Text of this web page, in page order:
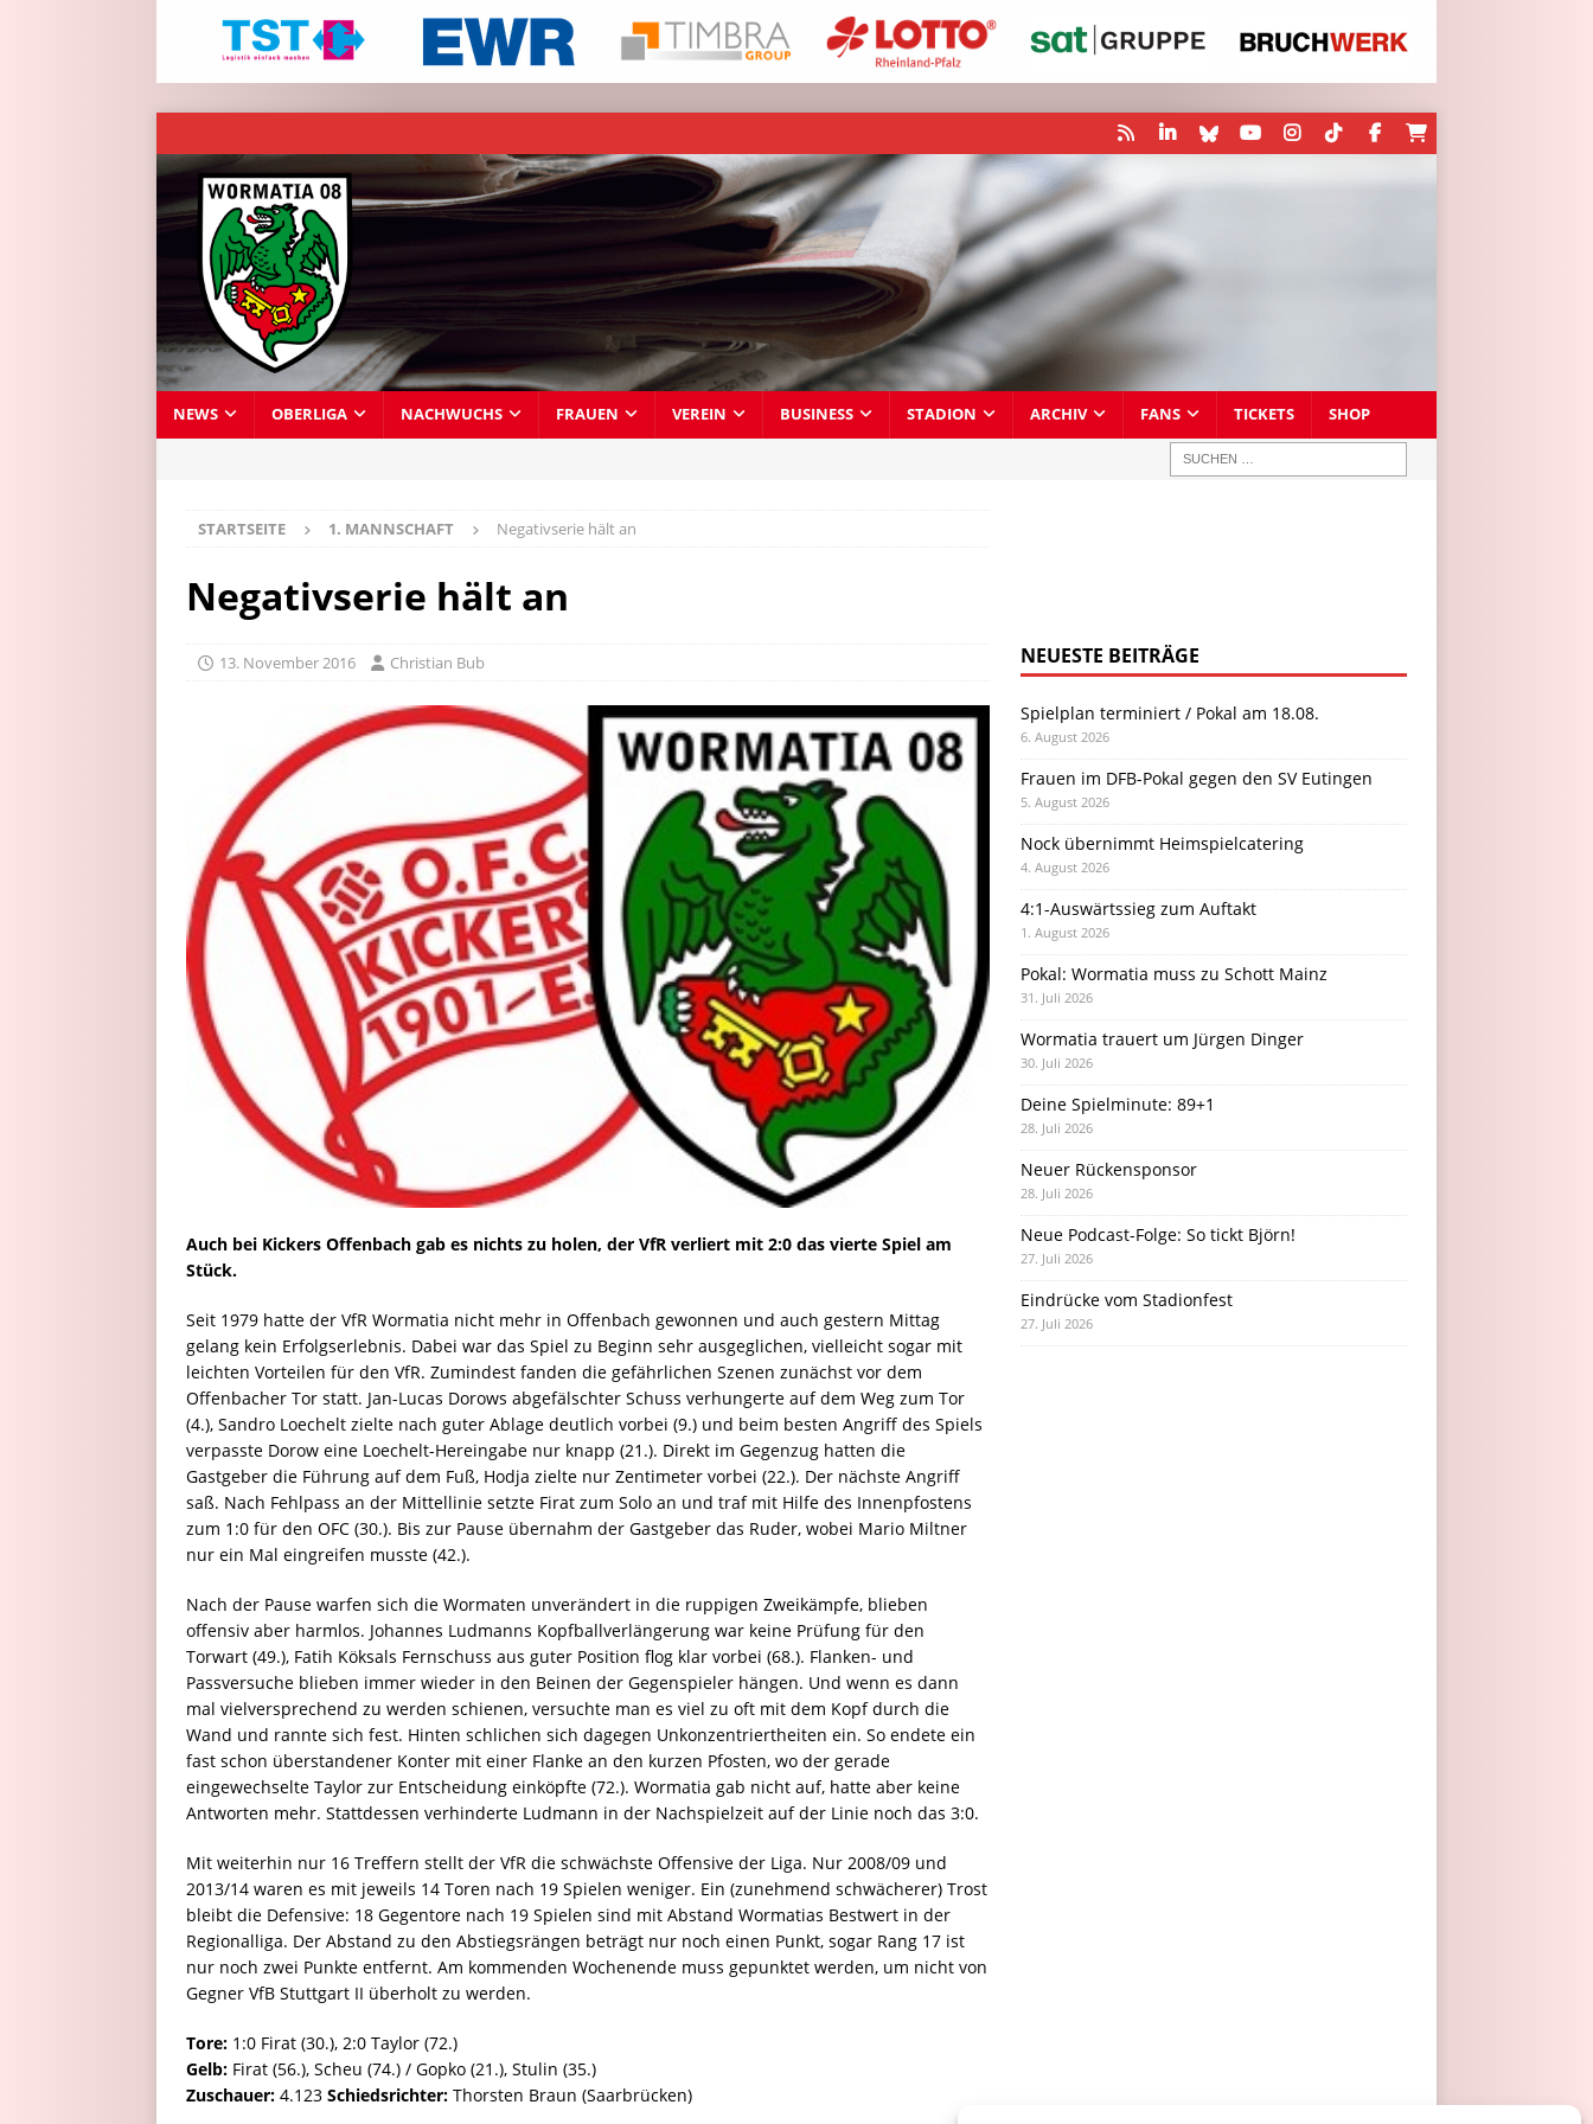
NEWS OBERLIGA NACHWUCHS FRAUEN VEREIN BUSINESS STADION ARCHIV FANS TICKETS SHOP
STARTSEITE 1. MANNSCHAFT Negativserie hält an
Negativserie hält an
13. November 2016 Christian Bub
Auch bei Kickers Offenbach gab es nichts zu holen, der VfR verliert mit 2:0 das vierte Spiel am
Stück.
Seit 1979 hatte der VfR Wormatia nicht mehr in Offenbach gewonnen und auch gestern Mittag
gelang kein Erfolgserlebnis. Dabei war das Spiel zu Beginn sehr ausgeglichen, vielleicht sogar mit
leichten Vorteilen für den VfR. Zumindest fanden die gefährlichen Szenen zunächst vor dem
Offenbacher Tor statt. Jan-Lucas Dorows abgefälschter Schuss verhungerte auf dem Weg zum Tor
(4.), Sandro Loechelt zielte nach guter Ablage deutlich vorbei (9.) und beim besten Angriff des Spiels
verpasste Dorow eine Loechelt-Hereingabe nur knapp (21.). Direkt im Gegenzug hatten die
Gastgeber die Führung auf dem Fuß, Hodja zielte nur Zentimeter vorbei (22.). Der nächste Angriff
saß. Nach Fehlpass an der Mittellinie setzte Firat zum Solo an und traf mit Hilfe des Innenpfostens
zum 1:0 für den OFC (30.). Bis zur Pause übernahm der Gastgeber das Ruder, wobei Mario Miltner
nur ein Mal eingreifen musste (42.).
Nach der Pause warfen sich die Wormaten unverändert in die ruppigen Zweikämpfe, blieben
offensiv aber harmlos. Johannes Ludmanns Kopfballverlängerung war keine Prüfung für den
Torwart (49.), Fatih Köksals Fernschuss aus guter Position flog klar vorbei (68.). Flanken- und
Passversuche blieben immer wieder in den Beinen der Gegenspieler hängen. Und wenn es dann
mal vielversprechend zu werden schienen, versuchte man es viel zu oft mit dem Kopf durch die
Wand und rannte sich fest. Hinten schlichen sich dagegen Unkonzentriertheiten ein. So endete ein
fast schon überstandener Konter mit einer Flanke an den kurzen Pfosten, wo der gerade
eingewechselte Taylor zur Entscheidung einköpfte (72.). Wormatia gab nicht auf, hatte aber keine
Antworten mehr. Stattdessen verhinderte Ludmann in der Nachspielzeit auf der Linie noch das 3:0.
Mit weiterhin nur 16 Treffern stellt der VfR die schwächste Offensive der Liga. Nur 2008/09 und
2013/14 waren es mit jeweils 14 Toren nach 19 Spielen weniger. Ein (zunehmend schwächerer) Trost
bleibt die Defensive: 18 Gegentore nach 19 Spielen sind mit Abstand Wormatias Bestwert in der
Regionalliga. Der Abstand zu den Abstiegsrängen beträgt nur noch einen Punkt, sogar Rang 17 ist
nur noch zwei Punkte entfernt. Am kommenden Wochenende muss gepunktet werden, um nicht von
Gegner VfB Stuttgart II überholt zu werden.
Tore: 1:0 Firat (30.), 2:0 Taylor (72.)
Gelb: Firat (56.), Scheu (74.) / Gopko (21.), Stulin (35.)
Zuschauer: 4.123 Schiedsrichter: Thorsten Braun (Saarbrücken)
NEUESTE BEITRÄGE
Spielplan terminiert / Pokal am 18.08.
6. August 2026
Frauen im DFB-Pokal gegen den SV Eutingen
5. August 2026
Nock übernimmt Heimspielcatering
4. August 2026
4:1-Auswärtssieg zum Auftakt
1. August 2026
Pokal: Wormatia muss zu Schott Mainz
31. Juli 2026
Wormatia trauert um Jürgen Dinger
30. Juli 2026
Deine Spielminute: 89+1
28. Juli 2026
Neuer Rückensponsor
28. Juli 2026
Neue Podcast-Folge: So tickt Björn!
27. Juli 2026
Eindrücke vom Stadionfest
27. Juli 2026